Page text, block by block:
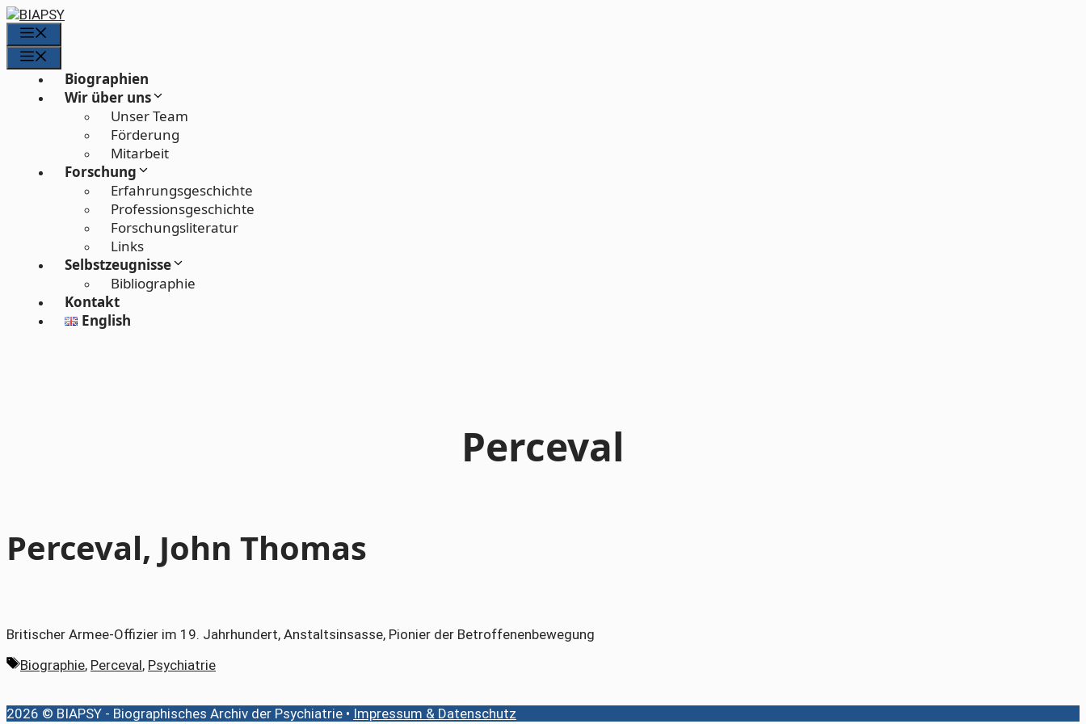
Zum
Inhalt
springen
Biographien
Wir über uns
Unser Team
Förderung
Mitarbeit
Forschung
Erfahrungs­geschichte
Professions­geschichte
Forschungs­literatur
Links
Selbstzeugnisse
Bibliographie
Kontakt
English
Perceval
Perceval, John Thomas
Britischer Armee-Offizier im 19. Jahrhundert, Anstaltsinsasse, Pionier der Betroffenenbewegung
Schlagwörter
Biographie, Perceval, Psychiatrie
2026 © BIAPSY - Biographisches Archiv der Psychiatrie • Impressum & Datenschutz